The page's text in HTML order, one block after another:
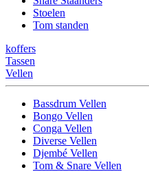
Stoelen
Tom standen
koffers
Tassen
Vellen
Bassdrum Vellen
Bongo Vellen
Conga Vellen
Diverse Vellen
Djembé Vellen
Tom & Snare Vellen